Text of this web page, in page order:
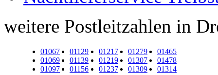
weitere Postleitzahlen in
01067
01069
01097
01129
01139
01156
01217
01219
01237
01279
01307
01309
01465
01478
01314